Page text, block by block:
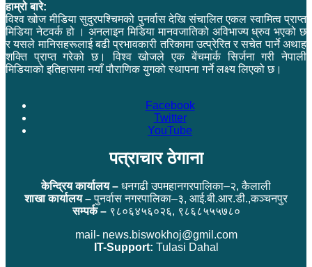
हाम्रो बारे:
विश्व खोज मीडिया सुदुरपश्चिमको पुनर्वास देखि संचालित एकल स्वामित्व प्राप्त
मिडिया नेटवर्क हो । अनलाइन मिडिया मानवजातिको अविभाज्य ध्रुव भएको छ
र यसले मानिसहरूलाई बढी प्रभावकारी तरिकामा उत्प्रेरित र सचेत पार्ने अथाह
शक्ति प्राप्त गरेको छ। विश्व खोजले एक बेंचमार्क सिर्जना गरी नेपाली
मिडियाको इतिहासमा नयाँ पौराणिक युगको स्थापना गर्ने लक्ष्य लिएको छ।
Facebook
Twitter
YouTube
पत्राचार ठेगाना
केन्द्रिय कार्यालय – धनगढी उपमहानगरपालिका–२, कैलाली
शाखा कार्यालय –पुनर्वास नगरपालिका–३, आई.बी.आर.डी.,कञ्चनपुर
सम्पर्क –९८०६४५६०२६, ९८६८५५५७८०
mail- news.biswokhoj@gmil.com
IT-Support: Tulasi Dahal